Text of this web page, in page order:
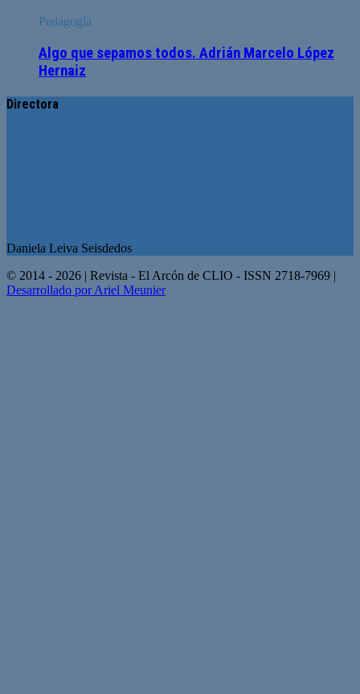
Pedagogía
Algo que sepamos todos. Adrián Marcelo López
Hernaiz
Directora
Daniela Leiva Seisdedos
© 2014 - 2026 | Revista - El Arcón de CLIO - ISSN 2718-7969 |
Desarrollado por Ariel Meunier